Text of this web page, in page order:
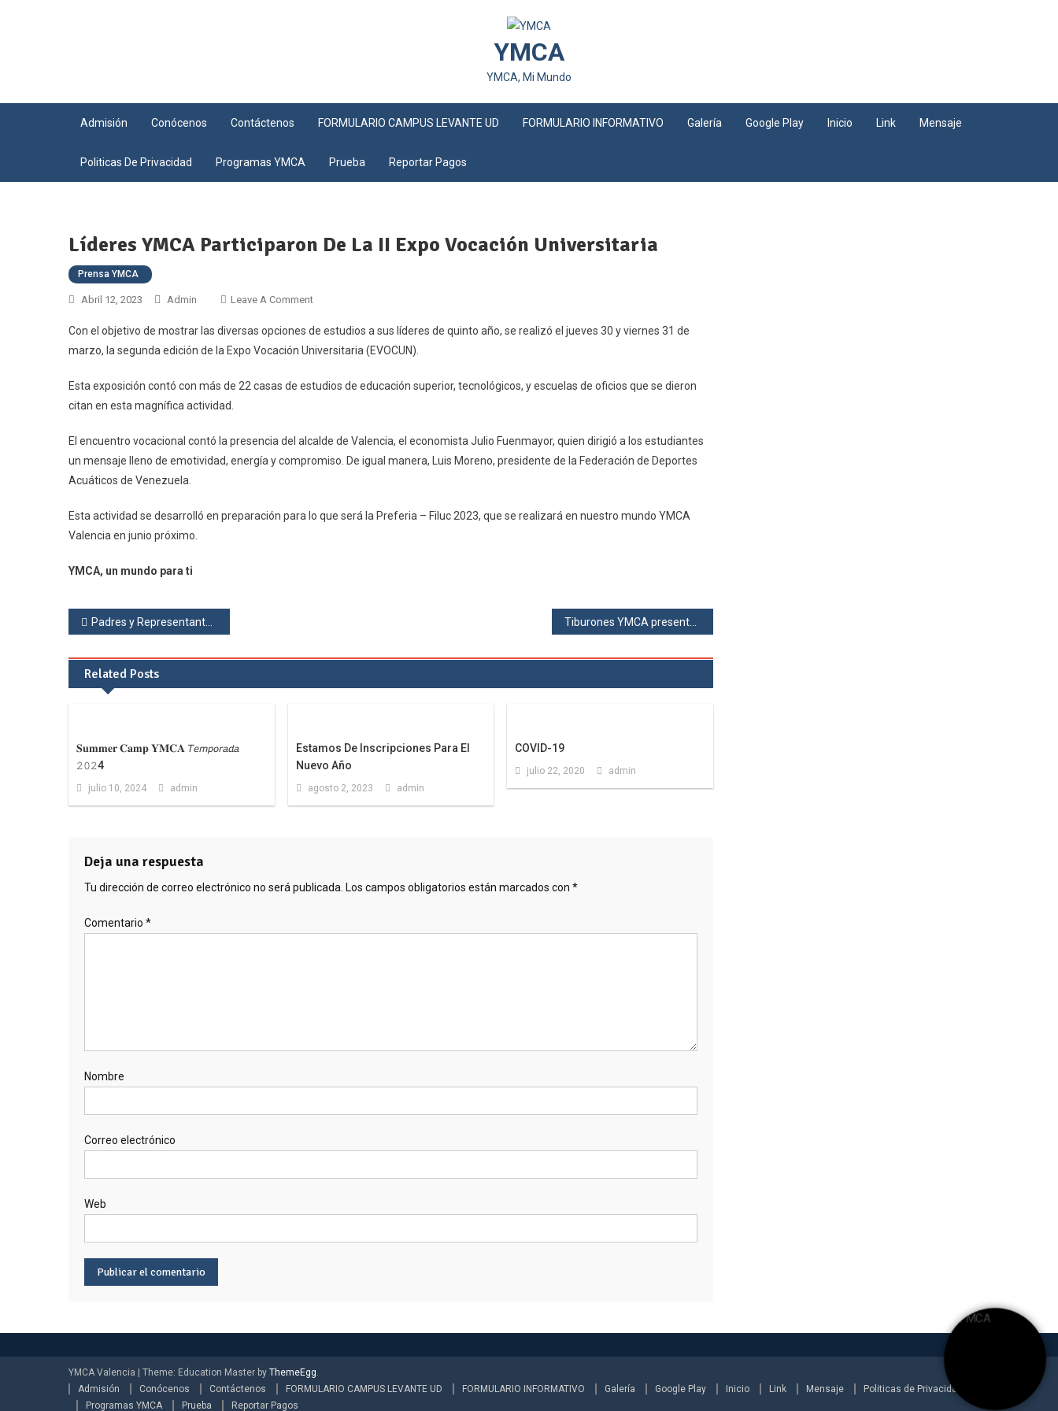
YMCA
YMCA, Mi Mundo
Admisión Conócenos Contáctenos FORMULARIO CAMPUS LEVANTE UD FORMULARIO INFORMATIVO Galería Google Play Inicio Link Mensaje
Politicas De Privacidad Programas YMCA Prueba Reportar Pagos
Líderes YMCA Participaron De La II Expo Vocación Universitaria
Prensa YMCA
Abril 12, 2023 Admin Leave A Comment
Con el objetivo de mostrar las diversas opciones de estudios a sus líderes de quinto año, se realizó el jueves 30 y viernes 31 de
marzo, la segunda edición de la Expo Vocación Universitaria (EVOCUN).
Esta exposición contó con más de 22 casas de estudios de educación superior, tecnológicos, y escuelas de oficios que se dieron
citan en esta magnífica actividad.
El encuentro vocacional contó la presencia del alcalde de Valencia, el economista Julio Fuenmayor, quien dirigió a los estudiantes
un mensaje lleno de emotividad, energía y compromiso. De igual manera, Luis Moreno, presidente de la Federación de Deportes
Acuáticos de Venezuela.
Esta actividad se desarrolló en preparación para lo que será la Preferia – Filuc 2023, que se realizará en nuestro mundo YMCA
Valencia en junio próximo.
YMCA, un mundo para ti
Padres y Representantes de Primaria sostuvieron su reunión
Related Posts
𝐒𝐮𝐦𝐦𝐞𝐫 𝐂𝐚𝐦𝐩 𝐘𝐌𝐂𝐀 𝘛𝘦𝘮𝘱𝘰𝘳𝘢𝘥𝘢
𝟸𝟶𝟸4
julio 10, 2024 admin
Estamos De Inscripciones Para El
Nuevo Año
agosto 2, 2023 admin
COVID-19
julio 22, 2020 admin
Deja una respuesta
Tu dirección de correo electrónico no será publicada. Los campos obligatorios están marcados con *
Comentario *
Nombre
Correo electrónico
Web
YMCA Valencia | Theme: Education Master by ThemeEgg
Admisión
Conócenos Contáctenos FORMULARIO CAMPUS LEVANTE UD FORMULARIO INFORMATIVO Galería Google Play Inicio Link Mensaje
Politicas de Privacidad
Programas YMCA
Prueba Reportar Pagos